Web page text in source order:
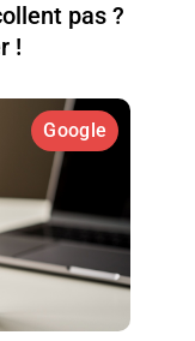
pas ?
!
Google